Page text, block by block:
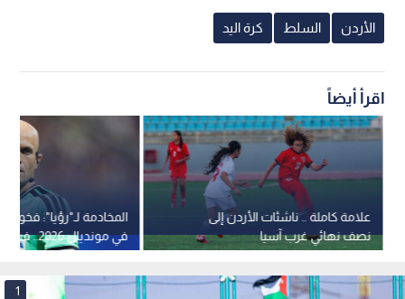
الأردن السلط كرة اليد
اقرأ أيضاً
المخادمة لـ"رؤيا": فخور
في مونديال 2026.. فيديو
علامة كاملة .. ناشئات الأردن إلى
نصف نهائي غرب آسيا
1